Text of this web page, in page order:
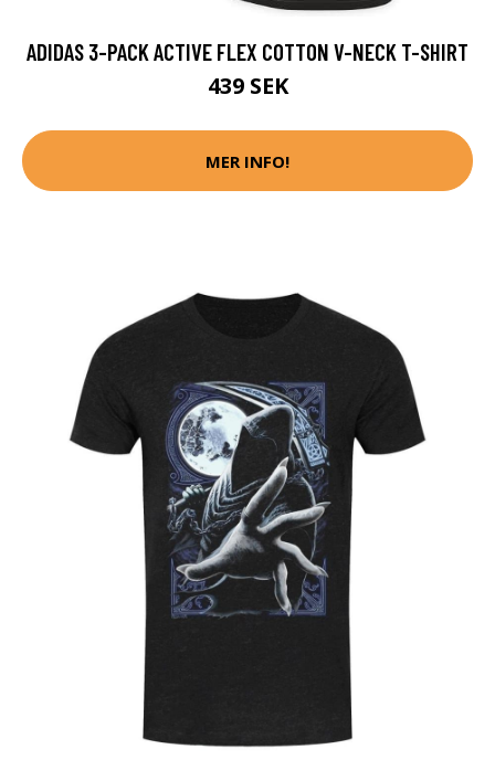
ADIDAS 3-PACK ACTIVE FLEX COTTON V-NECK T-SHIRT
439 SEK
MER INFO!